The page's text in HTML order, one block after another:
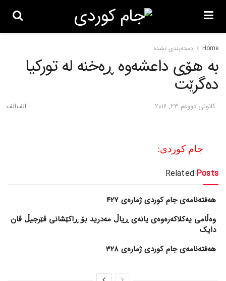
Home دسته‌بندی نشده
به‌ هۆی داعشه‌وه‌ ڕه‌خنه‌ له‌ تورکیا
ده‌گرێت
كانونی دووه‌م 23, 2016
جام کوردی:
Related Posts
هەفتەنامەی جام کوردی ژمارەی 427
وەڵامی یەکلاکەرەوەی یانەی ڕیاڵ مەدرید بۆ ڕاکێشانی ڤێرجیڵ ڤان
دایک
هەفتەنامەی جام کوردی ژمارەی 328